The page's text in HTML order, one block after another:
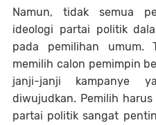
Namun, tidak semua
ideologi partai politik
pada pemilihan umum.
memilih calon pemimpin
janji-janji kampanye
diwujudkan. Pemilih
partai politik sangat